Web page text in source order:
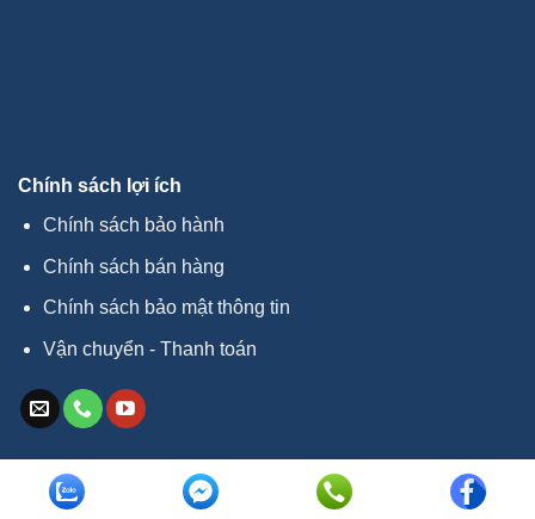
Chính sách lợi ích
Chính sách bảo hành
Chính sách bán hàng
Chính sách bảo mật thông tin
Vận chuyển - Thanh toán
Copyright 2026 © xenangphuclam.com.vn